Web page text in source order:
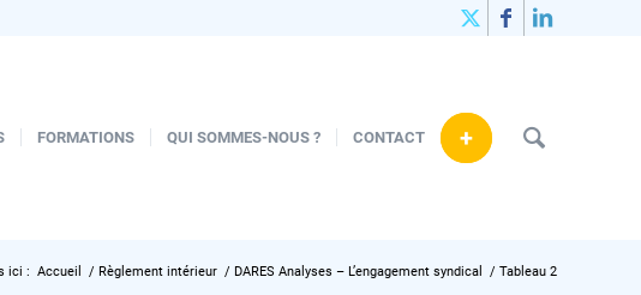
FORMATIONS QUI SOMMES-NOUS ? CONTACT +
ici : Accueil / Règlement intérieur / DARES Analyses – L’engagement syndical / Tableau 2